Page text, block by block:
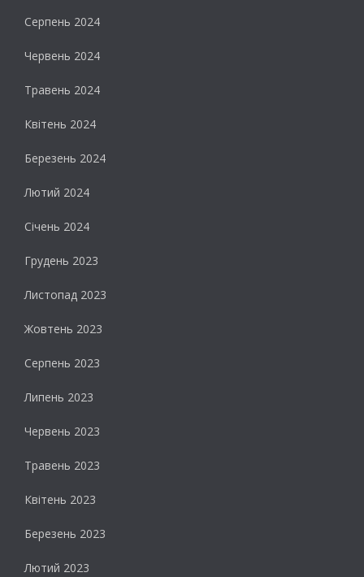
Серпень 2024
Червень 2024
Травень 2024
Квітень 2024
Березень 2024
Лютий 2024
Січень 2024
Грудень 2023
Листопад 2023
Жовтень 2023
Серпень 2023
Липень 2023
Червень 2023
Травень 2023
Квітень 2023
Березень 2023
Лютий 2023